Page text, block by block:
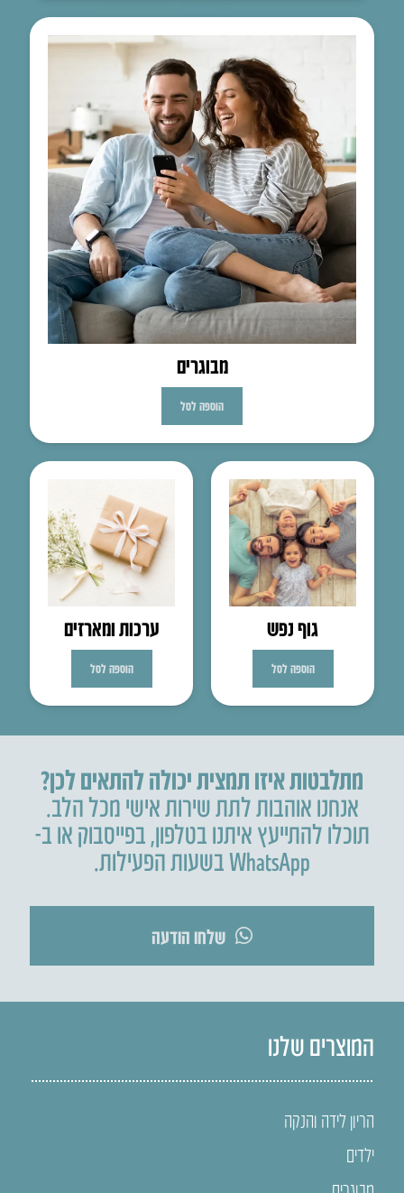
מבוגרים
הוספה לסל
גוף נפש
הוספה לסל
ערכות ומארזים
הוספה לסל
מתלבטות איזו תמצית יכולה להתאים לכן?
אנחנו אוהבות לתת שירות אישי מכל הלב.
תוכלו להתייעץ איתנו בטלפון,בפייסבוק או ב-
WhatsApp בשעות הפעילות.
שלחו הודעה
המוצרים שלנו
הריון לידה והנקה
ילדים